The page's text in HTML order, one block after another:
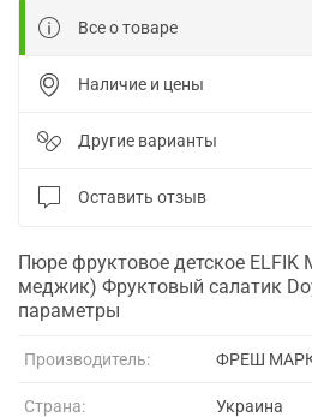
Все о товаре
Наличие и цены
Другие варианты
Оставить отзыв
Пюре фруктовое детское ELFIK
меджик) Фруктовый салатик
параметры
Производитель: ФРЕШ
Страна: Украина